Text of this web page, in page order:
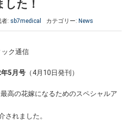
た！
者: sb7medical カテゴリー: News
5月号 （4月10日発刊）
高の花嫁になるためのスペシャルア
されました。